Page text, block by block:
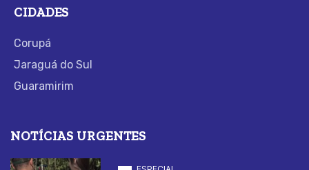
CIDADES
Corupá
Jaraguá do Sul
Guaramirim
NOTÍCIAS URGENTES